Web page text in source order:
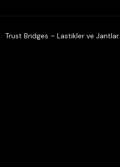
Trust Bridges – Lastikler ve Jantlar.